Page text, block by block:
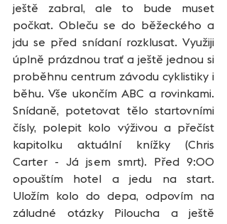
ještě zabral, ale to bude muset
počkat. Obleču se do běžeckého a
jdu se před snídaní rozklusat. Využiji
úplně prázdnou trať a ještě jednou si
proběhnu centrum závodu cyklistiky i
běhu. Vše ukončím ABC a rovinkami.
Snídaně, potetovat tělo startovními
čísly, polepit kolo výživou a přečíst
kapitolku aktuální knížky (Chris
Carter - Já jsem smrt). Před 9:00
opouštím hotel a jedu na start.
Uložím kolo do depa, odpovím na
záludné otázky Piloucha a ještě